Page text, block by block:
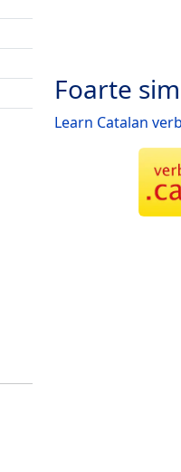
Foarte
Learn Catalan